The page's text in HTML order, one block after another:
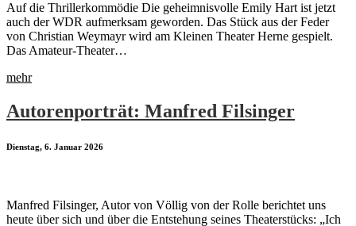
Auf die Thrillerkommödie Die geheimnisvolle Emily Hart ist jetzt
auch der WDR aufmerksam geworden. Das Stück aus der Feder
von Christian Weymayr wird am Kleinen Theater Herne gespielt.
Das Amateur-Theater…
mehr
Autorenporträt: Manfred Filsinger
Dienstag, 6. Januar 2026
Manfred Filsinger, Autor von Völlig von der Rolle berichtet uns
heute über sich und über die Entstehung seines Theaterstücks: „Ich